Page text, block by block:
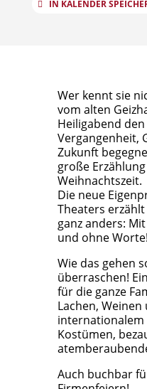
IN KALENDER
Wer kennt sie
vom alten
Heiligabend
Vergangenheit,
Zukunft
große
Weihnachtszeit.
Die neue
Theaters
ganz anders:
und ohne Worte!
Wie das gehen
überraschen!
für die ganze
Lachen,
internationalem
Kostümen,
Auch buchbar